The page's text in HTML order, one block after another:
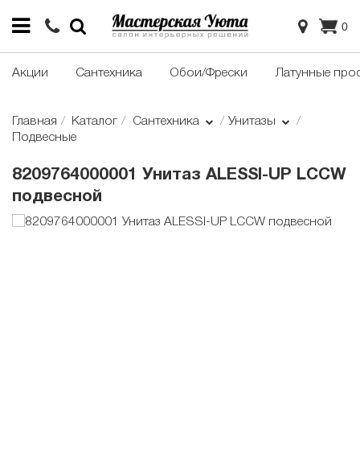
0
Акции Сантехника Обои/Фрески Латунные
Главная Каталог Сантехника
Унитазы
Подвесные
8209764000001 Унитаз ALESSI-UP LCCW
подвесной